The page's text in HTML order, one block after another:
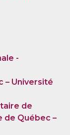
-
– Université
de
de Québec –